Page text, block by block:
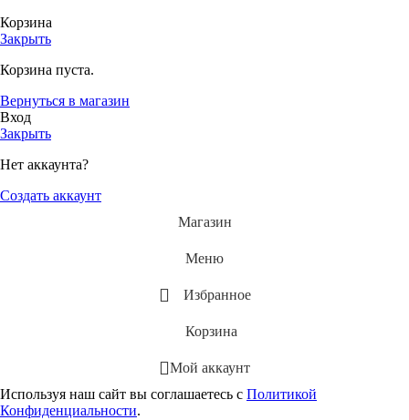
Корзина
Закрыть
Корзина пуста.
Вернуться в магазин
Вход
Закрыть
Нет аккаунта?
Создать аккаунт
Магазин
Меню
Избранное
Корзина
Мой аккаунт
Используя наш сайт вы соглашаетесь с Политикой
Конфиденциальности.